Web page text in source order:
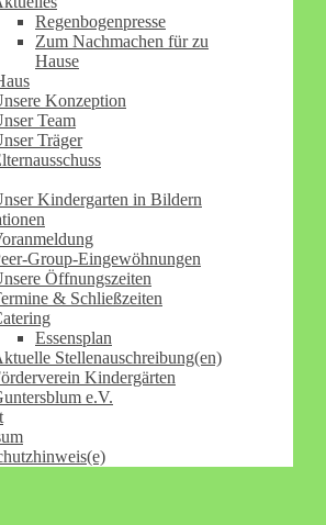
Regenbogenpresse
Zum Nachmachen für zu
Hause
Konzeption
Team
Träger
Kindergarten in Bildern
Group-Eingewöhnungen
Öffnungszeiten
& Schließzeiten
Essensplan
Stellenauschreibung(en)
Kindergärten
e.V.